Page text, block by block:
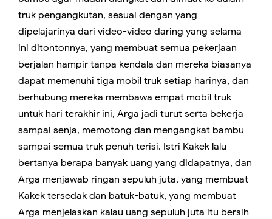
truk pengangkutan, sesuai dengan yang
dipelajarinya dari video-video daring yang selama
ini ditontonnya, yang membuat semua pekerjaan
berjalan hampir tanpa kendala dan mereka biasanya
dapat memenuhi tiga mobil truk setiap harinya, dan
berhubung mereka membawa empat mobil truk
untuk hari terakhir ini, Arga jadi turut serta bekerja
sampai senja, memotong dan mengangkat bambu
sampai semua truk penuh terisi. Istri Kakek lalu
bertanya berapa banyak uang yang didapatnya, dan
Arga menjawab ringan sepuluh juta, yang membuat
Kakek tersedak dan batuk-batuk, yang membuat
Arga menjelaskan kalau uang sepuluh juta itu bersih